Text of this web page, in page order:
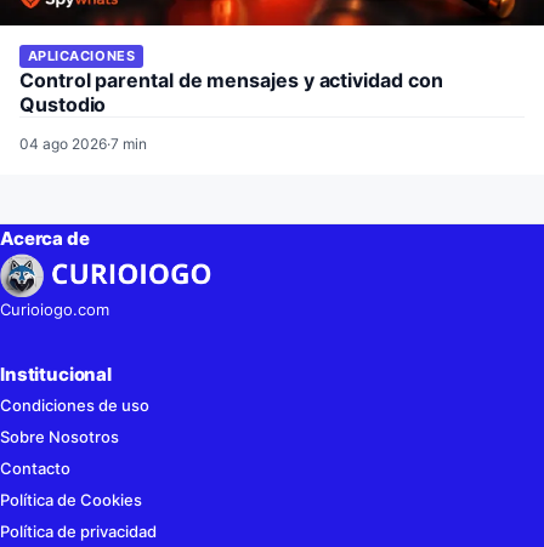
APLICACIONES
Control parental de mensajes y actividad con
Qustodio
04 ago 2026·7 min
Acerca de
Curioiogo.com
Institucional
Condiciones de uso
Sobre Nosotros
Contacto
Política de Cookies
Política de privacidad